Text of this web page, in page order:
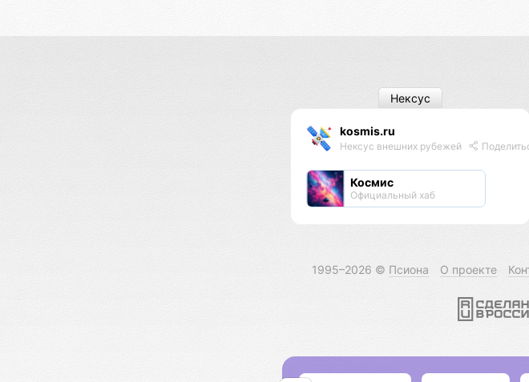
kosmis.ru
Нексус внешних рубежей
Космис
Официальный хаб
Нексус
1995–2026 © Псиона О проекте